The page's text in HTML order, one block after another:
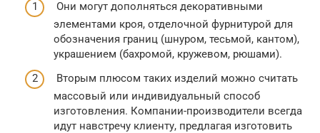
Они могут дополняться декоративными
элементами кроя, отделочной фурнитурой для
обозначения границ (шнуром, тесьмой, кантом),
украшением (бахромой, кружевом, рюшами).
Вторым плюсом таких изделий можно считать
массовый или индивидуальный способ
изготовления. Компании-производители всегда
идут навстречу клиенту, предлагая изготовить